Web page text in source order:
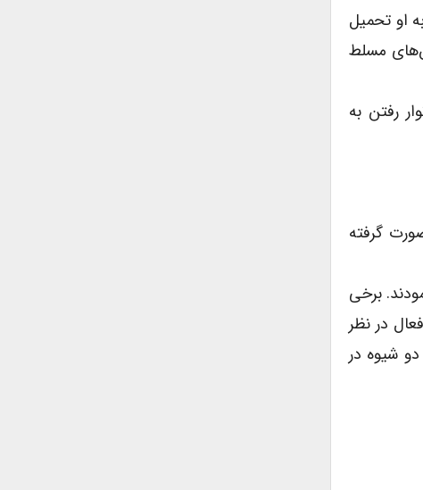
او تحمیل
مسلط
رفتن به
گرفته
برخی
در نظر
شیوه در